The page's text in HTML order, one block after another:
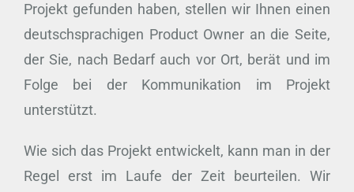
Projekt gefunden haben, stellen wir Ihnen einen
deutschsprachigen Product Owner an die Seite,
der Sie, nach Bedarf auch vor Ort, berät und im
Folge bei der Kommunikation im Projekt
unterstützt.
Wie sich das Projekt entwickelt, kann man in der
Regel erst im Laufe der Zeit beurteilen. Wir